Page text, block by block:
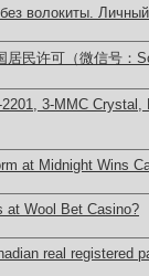
волокиты.
民许可（微信号：
3-MMC Crystal,
at Midnight Wins
at Wool Bet Casino?
real registered